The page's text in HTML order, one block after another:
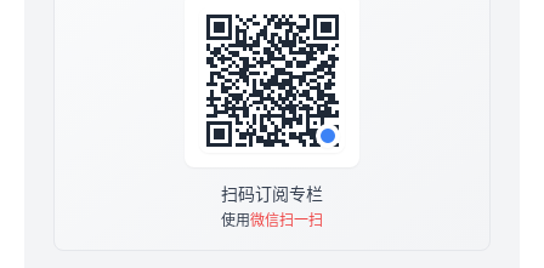
扫码订阅专栏
使用微信扫一扫